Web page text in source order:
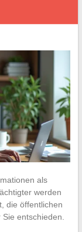
als
werden
die öffentlichen
entschieden.